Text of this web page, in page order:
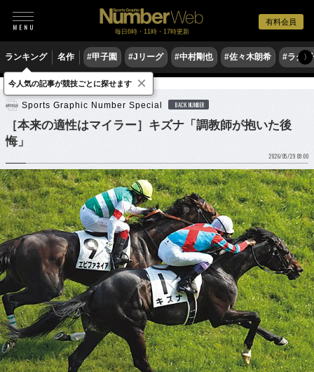
有料会員
毎日6時・11時・17時更新
ランキング 名作 #甲子園 #Jリーグ #中村剛也 #佐々木朗希 #ラグ〉
競馬
Sports Graphic Number Special BACK NUMBER
［本来の適性はマイラー］キズナ「調教師が抱いた後
悔」
2026/05/29 09:00
今人気の記事が競技ごとに探せます ×